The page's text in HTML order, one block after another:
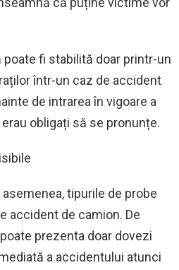
poate fi stabilită doar printr-un
într-un caz de accident
de intrarea în vigoare a
obligați să se pronunțe.
tipurile de probe
accident de camion. De
prezenta doar dovezi
a accidentului atunci